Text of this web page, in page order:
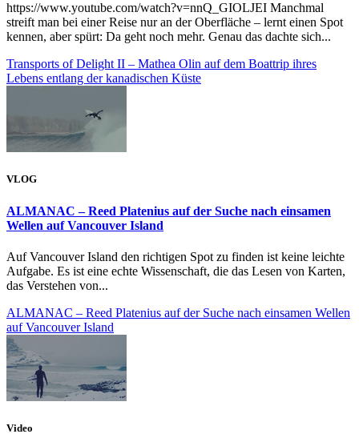
https://www.youtube.com/watch?v=nnQ_GIOLJEI Manchmal
streift man bei einer Reise nur an der Oberfläche – lernt einen Spot
kennen, aber spürt: Da geht noch mehr. Genau das dachte sich...
Transports of Delight II – Mathea Olin auf dem Boattrip ihres
Lebens entlang der kanadischen Küste
VLOG
ALMANAC – Reed Platenius auf der Suche nach einsamen
Wellen auf Vancouver Island
Auf Vancouver Island den richtigen Spot zu finden ist keine leichte
Aufgabe. Es ist eine echte Wissenschaft, die das Lesen von Karten,
das Verstehen von...
ALMANAC – Reed Platenius auf der Suche nach einsamen Wellen
auf Vancouver Island
Video